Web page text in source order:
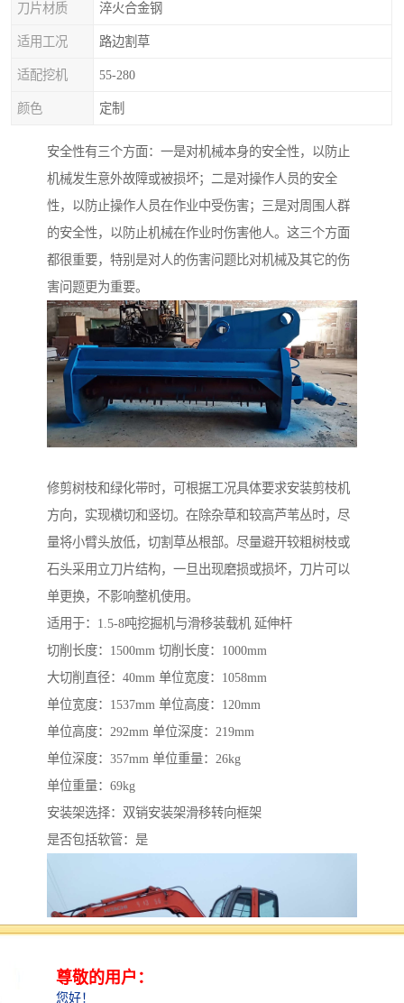
刀片材质 淬火合金钢
适用工况 路边割草
适配挖机 55-280
颜色 定制
安全性有三个方面：一是对机械本身的安全性，以防止
机械发生意外故障或被损坏；二是对操作人员的安全
性，以防止操作人员在作业中受伤害；三是对周围人群
的安全性，以防止机械在作业时伤害他人。这三个方面
都很重要，特别是对人的伤害问题比对机械及其它的伤
害问题更为重要。
修剪树枝和绿化带时，可根据工况具体要求安装剪枝机
方向，实现横切和竖切。在除杂草和较高芦苇丛时，尽
量将小臂头放低，切割草丛根部。尽量避开较粗树枝或
石头采用立刀片结构，一旦出现磨损或损坏，刀片可以
单更换，不影响整机使用。
适用于：1.5-8吨挖掘机与滑移装载机 延伸杆
切削长度：1500mm 切削长度：1000mm
大切削直径：40mm 单位宽度：1058mm
单位宽度：1537mm 单位高度：120mm
单位高度：292mm 单位深度：219mm
单位深度：357mm 单位重量：26kg
单位重量：69kg
安装架选择：双销安装架滑移转向框架
是否包括软管：是​